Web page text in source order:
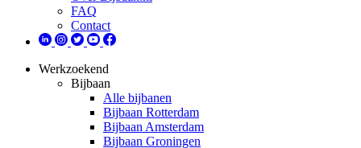
FAQ
Contact
Werkzoekend
Bijbaan
Alle bijbanen
Bijbaan Rotterdam
Bijbaan Amsterdam
Bijbaan Groningen